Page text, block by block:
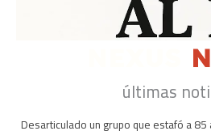
últimas
Desarticulado un grupo que estafó a